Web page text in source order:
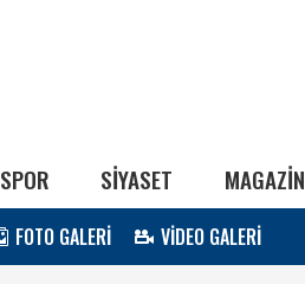
SPOR SİYASET MAGAZİN
FOTO GALERİ VİDEO GALERİ